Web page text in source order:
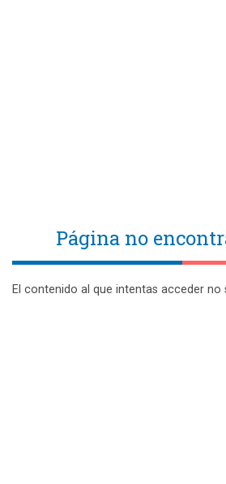
Página no
El contenido al que intentas acceder no